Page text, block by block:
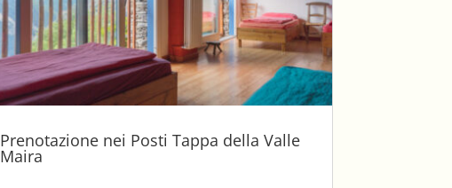
Prenotazione nei Posti Tappa della Valle
Maira